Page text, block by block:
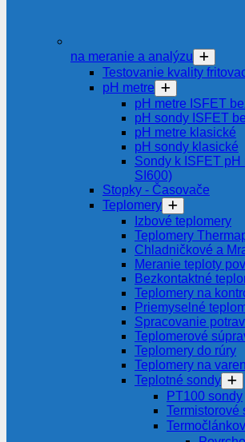
na meranie a analýzu
Testovanie kvality
pH metre
pH metre ISFET
pH sondy ISFET
pH metre klasické
pH sondy klasické
Sondy k ISFET pH
SI600)
Stopky - Časovače
Teplomery
Izbové teplomery
Teplomery
Chladničkové a
Meranie teploty
Bezkontaktné
Teplomery na
Priemyselné
Spracovanie
Teplomerové
Teplomery do rúry
Teplomery na
Teplotné sondy
PT100 sondy
Termistorové